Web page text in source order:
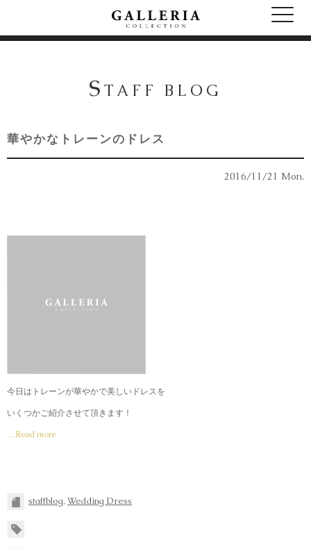
S TAFF BLOG
華やかなトレーンのドレス
2016/11/21 Mon.
今日はトレーンが華やかで美しいドレスを
いくつかご紹介させて頂きます！
…Read more
staffblog, Wedding Dress